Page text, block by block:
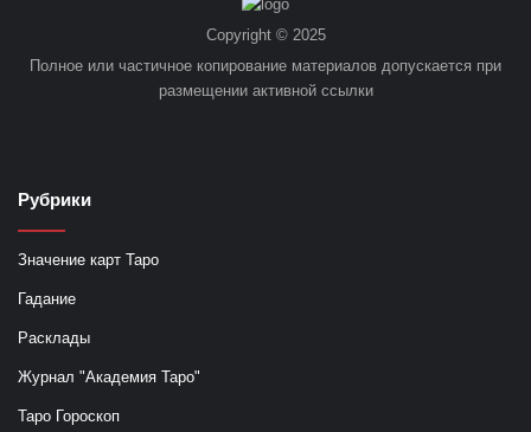
Copyright © 2025
Полное или частичное копирование материалов допускается при
размещении активной ссылки
Рубрики
Значение карт Таро
Гадание
Расклады
Журнал "Академия Таро"
Таро Гороскоп